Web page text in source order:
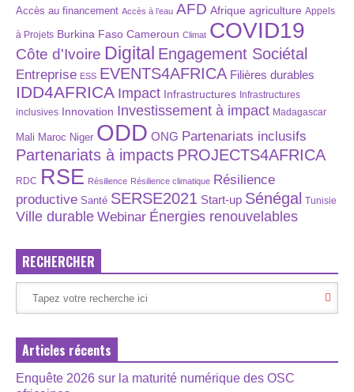
Accès au financement Accès à l’eau AFD Afrique agriculture Appels
à Projets Burkina Faso Cameroun Climat COVID19
Côte d'Ivoire Digital Engagement Sociétal
Entreprise ESS EVENTS4AFRICA Filières durables
IDD4AFRICA Impact Infrastructures Infrastructures
inclusives Innovation Investissement à impact Madagascar
Mali Maroc Niger ODD ONG Partenariats inclusifs
Partenariats à impacts PROJECTS4AFRICA
RDC RSE Résilience Résilience climatique Résilience
productive Santé SERSE2021 Start-up Sénégal Tunisie
Ville durable Webinar Énergies renouvelables
RECHERCHER
Articles récents
Enquête 2026 sur la maturité numérique des OSC